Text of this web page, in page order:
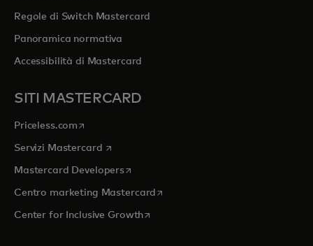
Regole di Switch Mastercard
Panoramica normativa
Accessibilità di Mastercard
SITI MASTERCARD
Priceless.com si apre in una nuova scheda
Servizi Mastercard si apre in una nuova scheda
Mastercard Developerssi apre in una nuova scheda
Centro marketing Mastercard si apre in una nuova scheda
Center for Inclusive Growthsi apre in una nuova scheda